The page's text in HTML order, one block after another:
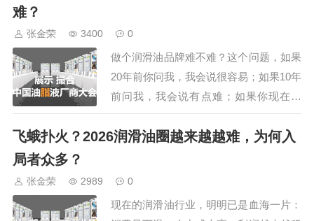
赢，人品不好的…
难？
张金荣 3400 0
做个润滑油品牌难不难？这个问题，如果
20年前你问我，我会说很容易；如果10年
前问我，我会说有点难；如果你现在问
我，我会说：它既是世界上最简单的生
意，也是人世间最艰难的生意，说简单，
表象：极低…
飞蛾扑火？2026润滑油圈越来越越难，为何入
局者众多？
张金荣 2989 0
现在的润滑油行业，明明已是血海一片：